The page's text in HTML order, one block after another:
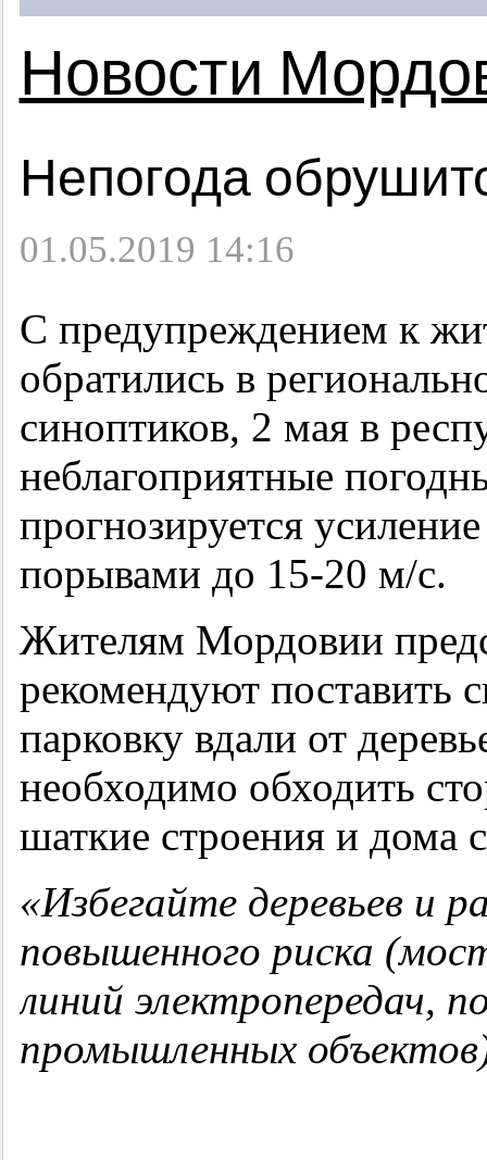
Новости
Непогода
01.05.2019 14:16
С предупреждением к
обратились в
синоптиков, 2 мая в
неблагоприятные
прогнозируется
порывами до 15-20 м/с.
Жителям Мордовии
рекомендуют поставить
парковку вдали от
необходимо обходить
шаткие строения и дома
«Избегайте деревьев и
повышенного риска
линий электропередач,
промышленных